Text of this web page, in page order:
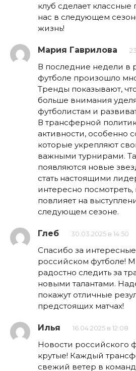
клуб сделает
нас в следующем
жизнь!
Мария Гаврилова
В последние недели в
футболе произошло
Тренды показывают,
больше внимания
футболистам и
В трансферной
активности, особенно
которые укрепляют
важными турнирами.
появляются новые
стать настоящими
интересно посмотреть,
повлияет на
следующем сезоне.
Глеб 30.03.2025 в 14:50
Спасибо за
российском футболе!
радостно следить за
новыми талантами.
покажут отличные
предстоящих матчах!
Илья 16.04.2025 в 12:08
Новости российского
крутые! Каждый
свежий ветер в